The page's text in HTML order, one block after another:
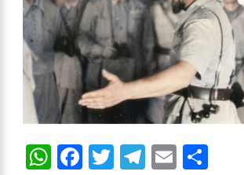
WhatsApp
Facebook
Twitter
Telegram
Email